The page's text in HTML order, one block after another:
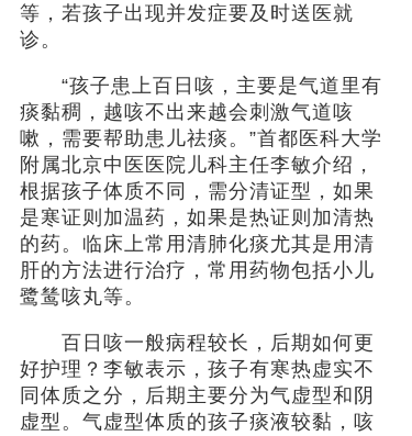
等，若孩子出现并发症要及时送医就
诊。
“孩子患上百日咳，主要是气道里有
痰黏稠，越咳不出来越会刺激气道咳
嗽，需要帮助患儿祛痰。”首都医科大学
附属北京中医医院儿科主任李敏介绍，
根据孩子体质不同，需分清证型，如果
是寒证则加温药，如果是热证则加清热
的药。临床上常用清肺化痰尤其是用清
肝的方法进行治疗，常用药物包括小儿
鹭鸶咳丸等。
百日咳一般病程较长，后期如何更
好护理？李敏表示，孩子有寒热虚实不
同体质之分，后期主要分为气虚型和阴
虚型。气虚型体质的孩子痰液较黏，咳